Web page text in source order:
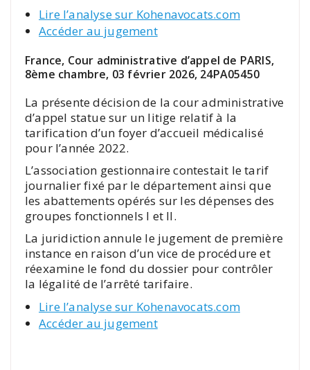
Lire l’analyse sur Kohenavocats.com
Accéder au jugement
France, Cour administrative d’appel de PARIS,
8ème chambre, 03 février 2026, 24PA05450
La présente décision de la cour administrative
d’appel statue sur un litige relatif à la
tarification d’un foyer d’accueil médicalisé
pour l’année 2022.
L’association gestionnaire contestait le tarif
journalier fixé par le département ainsi que
les abattements opérés sur les dépenses des
groupes fonctionnels I et II.
La juridiction annule le jugement de première
instance en raison d’un vice de procédure et
réexamine le fond du dossier pour contrôler
la légalité de l’arrêté tarifaire.
Lire l’analyse sur Kohenavocats.com
Accéder au jugement